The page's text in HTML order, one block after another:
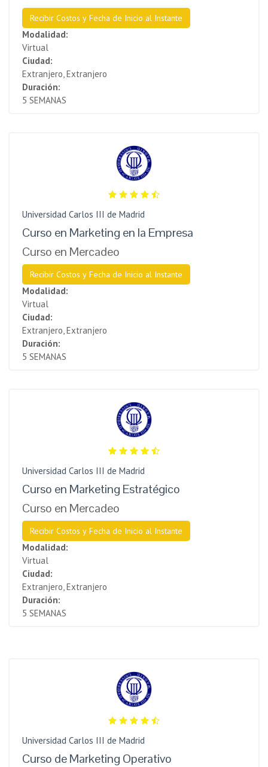
Recibir Costos y Fecha de Inicio al Instante
Modalidad:
Virtual
Ciudad:
Extranjero, Extranjero
Duración:
5 SEMANAS
Universidad Carlos III de Madrid
Curso en Marketing en la Empresa
Curso en Mercadeo
Recibir Costos y Fecha de Inicio al Instante
Modalidad:
Virtual
Ciudad:
Extranjero, Extranjero
Duración:
5 SEMANAS
Universidad Carlos III de Madrid
Curso en Marketing Estratégico
Curso en Mercadeo
Recibir Costos y Fecha de Inicio al Instante
Modalidad:
Virtual
Ciudad:
Extranjero, Extranjero
Duración:
5 SEMANAS
Universidad Carlos III de Madrid
Curso de Marketing Operativo